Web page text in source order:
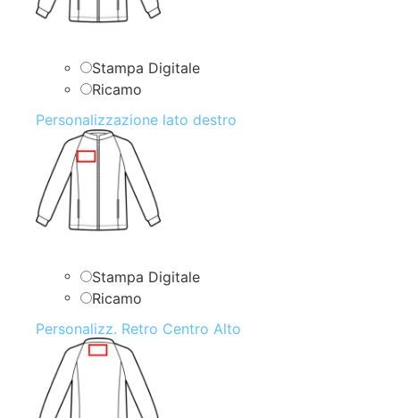
Stampa Digitale
Ricamo
Personalizzazione lato destro
Stampa Digitale
Ricamo
Personalizz. Retro Centro Alto